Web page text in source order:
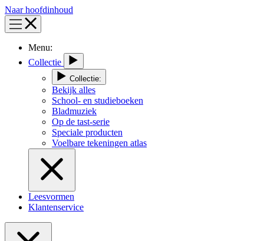
Naar hoofdinhoud
Menu:
Collectie
Collectie:
Bekijk alles
School- en studieboeken
Bladmuziek
Op de tast-serie
Speciale producten
Voelbare tekeningen atlas
Leesvormen
Klantenservice